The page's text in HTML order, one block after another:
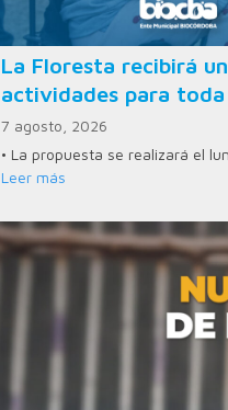
La Floresta recibirá
actividades para
7 agosto, 2026
• La propuesta se realizará el
Leer más